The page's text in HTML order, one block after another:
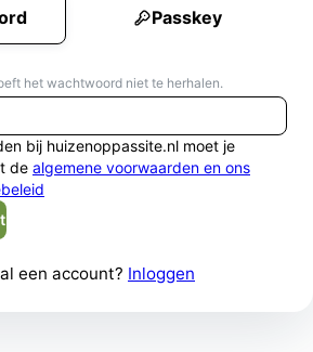
Passkey
het wachtwoord niet te herhalen.
bij huizenoppassite.nl moet je
de algemene voorwaarden en ons
een account? Inloggen